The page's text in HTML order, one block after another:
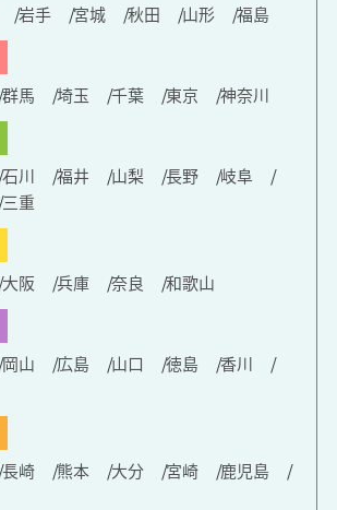
岩手 宮城 秋田 山形
福島
群馬 埼玉 千葉 東京
神奈川
石川 福井 山梨 長野
岐阜
三重
大阪 兵庫 奈良
和歌山
岡山 広島 山口 徳島
香川
長崎 熊本 大分 宮崎
鹿児島